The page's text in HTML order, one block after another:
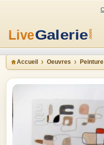
Accueil Oeuvres Peinture